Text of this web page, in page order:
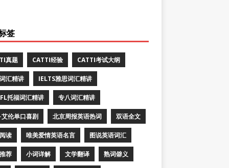
签
真题 CATTI经验 CATTI考试大纲
汇精讲 IELTS雅思词汇精讲
托福词汇精讲 专八词汇精讲
艾伦单口喜剧 北京周报英语热词 双语全文
读 唯美爱情英语名言 图说英语词汇
荐 小词详解 文学翻译 熟词僻义